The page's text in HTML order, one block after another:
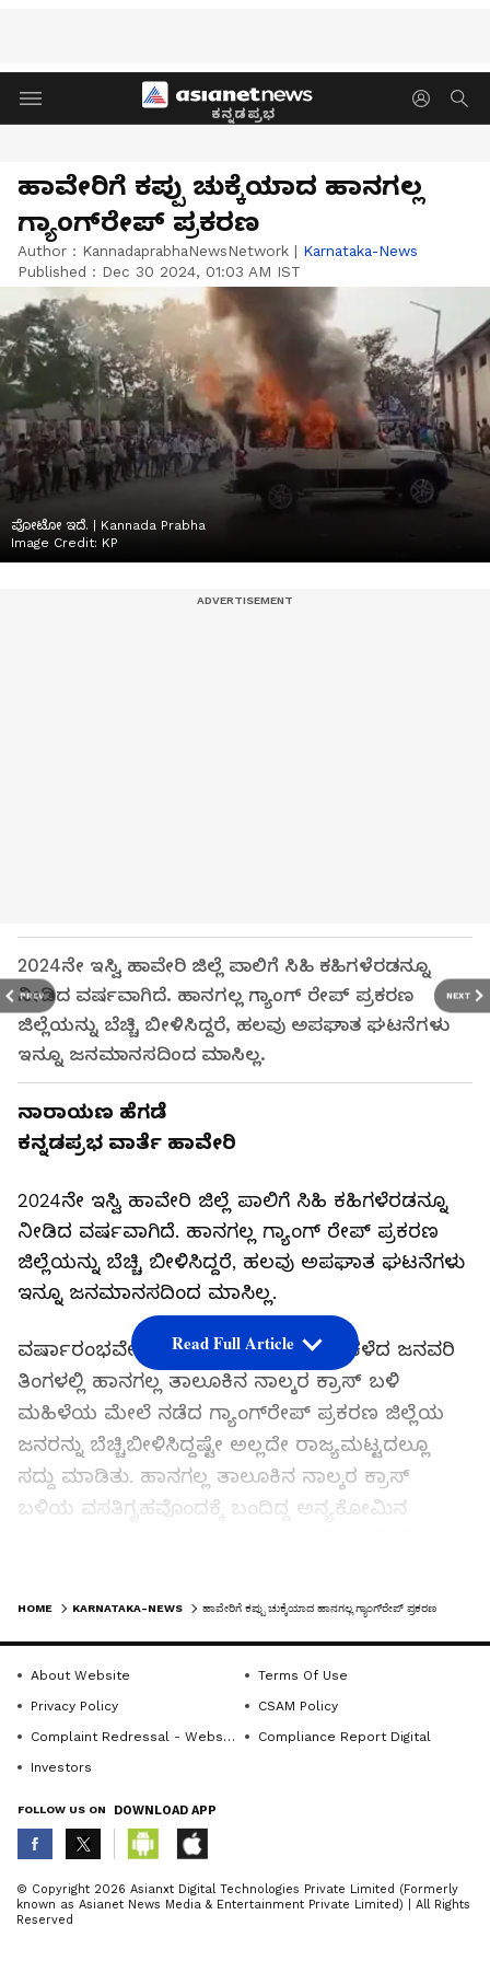
ಕನ್ನಡಪ್ರಭ
PREV NEXT
ಹಾವೇರಿಗೆ ಕಪ್ಪು ಚುಕ್ಕೆಯಾದ ಹಾನಗಲ್ಲ
ಗ್ಯಾಂಗ್‌ರೇಪ್ ಪ್ರಕರಣ
Author : KannadaprabhaNewsNetwork | Karnataka-News
Published : Dec 30 2024, 01:03 AM IST
ಪೋಟೋ ಇದೆ. | Kannada Prabha
Image Credit: KP
2024ನೇ ಇಸ್ವಿ ಹಾವೇರಿ ಜಿಲ್ಲೆ ಪಾಲಿಗೆ ಸಿಹಿ ಕಹಿಗಳೆರಡನ್ನೂ
ನೀಡಿದ ವರ್ಷವಾಗಿದೆ. ಹಾನಗಲ್ಲ ಗ್ಯಾಂಗ್‌ ರೇಪ್‌ ಪ್ರಕರಣ
ಜಿಲ್ಲೆಯನ್ನು ಬೆಚ್ಚಿ ಬೀಳಿಸಿದ್ದರೆ, ಹಲವು ಅಪಘಾತ ಘಟನೆಗಳು
ಇನ್ನೂ ಜನಮಾನಸದಿಂದ ಮಾಸಿಲ್ಲ.
ನಾರಾಯಣ ಹೆಗಡೆ
ಕನ್ನಡಪ್ರಭ ವಾರ್ತೆ ಹಾವೇರಿ
2024ನೇ ಇಸ್ವಿ ಹಾವೇರಿ ಜಿಲ್ಲೆ ಪಾಲಿಗೆ ಸಿಹಿ ಕಹಿಗಳೆರಡನ್ನೂ
ನೀಡಿದ ವರ್ಷವಾಗಿದೆ. ಹಾನಗಲ್ಲ ಗ್ಯಾಂಗ್‌ ರೇಪ್‌ ಪ್ರಕರಣ
ಜಿಲ್ಲೆಯನ್ನು ಬೆಚ್ಚಿ ಬೀಳಿಸಿದ್ದರೆ, ಹಲವು ಅಪಘಾತ ಘಟನೆಗಳು
ಇನ್ನೂ ಜನಮಾನಸದಿಂದ ಮಾಸಿಲ್ಲ.
ವರ್ಷಾರಂಭವೇ ಜಿಲ್ಲೆಗೆ ಶುಭಕರವಾಗಿರಲಿಲ್ಲ. ಕಳೆದ ಜನವರಿ
ತಿಂಗಳಲ್ಲಿ ಹಾನಗಲ್ಲ ತಾಲೂಕಿನ ನಾಲ್ಕರ ಕ್ರಾಸ್ ಬಳಿ
ಮಹಿಳೆಯ ಮೇಲೆ ನಡೆದ ಗ್ಯಾಂಗ್‌ರೇಪ್ ಪ್ರಕರಣ ಜಿಲ್ಲೆಯ
ಜನರನ್ನು ಬೆಚ್ಚಿಬೀಳಿಸಿದ್ದಷ್ಟೇ ಅಲ್ಲದೇ ರಾಜ್ಯಮಟ್ಟದಲ್ಲೂ
ಸದ್ದು ಮಾಡಿತು. ಹಾನಗಲ್ಲ ತಾಲೂಕಿನ ನಾಲ್ಕರ ಕ್ರಾಸ್
ಬಳಿಯ ವಸತಿಗೃಹವೊಂದಕ್ಕೆ ಬಂದಿದ್ದ ಅನ್ಯಕೋಮಿನ
ಕರೆದುಕೊಂಡು ಹೋಗಿ ಸಾಮೂಹಿಕ ಅತ್ಯಾಚಾರ ನಡೆಸಿತ್ತು.
ನಡೆಯಿತು. ಬಳಿಕ ಸಂತ್ರಸ್ತ ಮಹಿಳೆಯೇ ವಿಡಿಯೋ ಬಿಡುಗಡೆ
ಮಾಡಿದ ಮೇಲೆ ಪ್ರಕರಣದ ಕರಾಳ ಸ್ವರೂಪ ಬಯಲಿಗೆ
ಬಂತು. ಇದಾಗುತ್ತಿದ್ದಂತೆ ಪೊಲೀಸರು ತನಿಖೆ
ಚುರುಕುಗೊಳಿಸಿದರು. ಹೀಗಾಗಿ ಈ ಪ್ರಕರಣ ರಾಜಕೀಯ
ಪ್ರಕರಣವನ್ನು ಎಸ್‌ಐಟಿ ತನಿಖೆಗೆ ವಹಿಸುವಂತೆ ಒತ್ತಾಯಿಸಿ
ಎಸ್‌ಪಿ ಕಚೇರಿ ಎದುರು ಪ್ರತಿಭಟನೆ ನಡೆಸಿ ಮುತ್ತಿಗೆ ಹಾಕಲು
ಯತ್ನಿಸಿದರು. ದಿನದಿಂದ ದಿನಕ್ಕೆ ಪ್ರಕರಣ ತೀವ್ರ ಸ್ವರೂಪ
ಪಡೆಯುತ್ತಿದ್ದಂತೆ ಎಚ್ಚೆತ್ತುಕೊಂಡ ಪೊಲೀಸರು ಪ್ರಕರಣ
Read Full Article
ABOUT THE AUTHOR
K KannadaprabhaNewsNetwork
HOME KARNATAKA-NEWS ಹಾವೇರಿಗೆ ಕಪ್ಪು ಚುಕ್ಕೆಯಾದ ಹಾನಗಲ್ಲ ಗ್ಯಾಂಗ್‌ರೇಪ್ ಪ್ರಕರಣ
About Website
Terms Of Use
Privacy Policy
CSAM Policy
Complaint Redressal - Website
Compliance Report Digital
Investors
FOLLOW US ON DOWNLOAD APP
© Copyright 2026 Asianxt Digital Technologies Private Limited (Formerly
known as Asianet News Media & Entertainment Private Limited) | All Rights
Reserved